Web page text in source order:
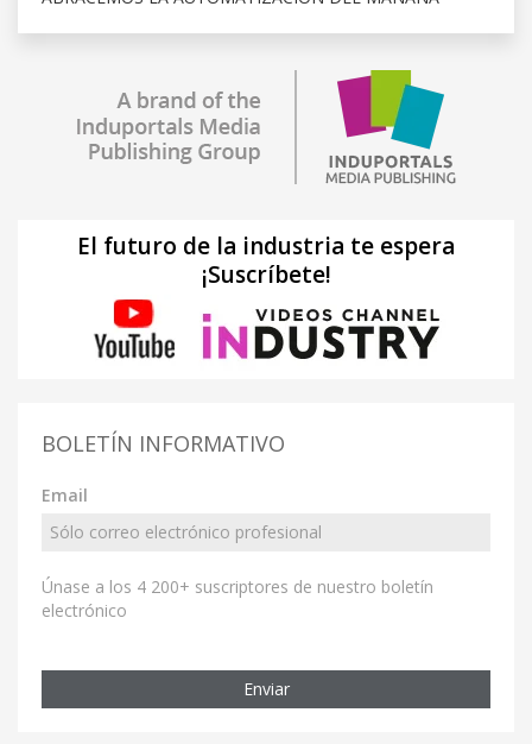
El futuro de la industria te espera
¡Suscríbete!
BOLETÍN INFORMATIVO
Email
Únase a los 4 200+ suscriptores de nuestro boletín
electrónico
Enviar